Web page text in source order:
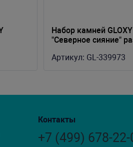
Набор камней GLOXY
"Северное сияние"
Артикул: GL-339973
Контакты
+7 (499) 678-22-